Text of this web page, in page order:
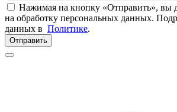
Нажимая на кнопку «Отправить», вы
на обработку персональных данных.
данных в Политике.
Отправить